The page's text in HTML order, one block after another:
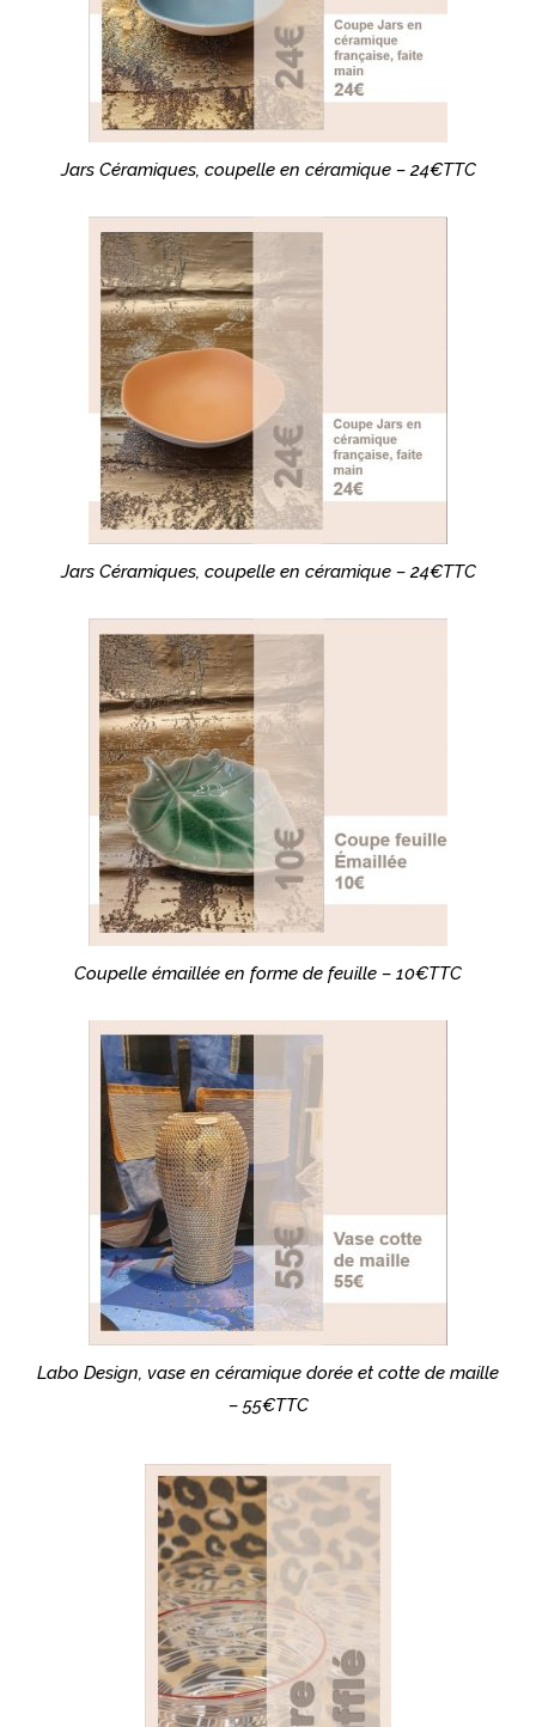
Jars Céramiques, coupelle en céramique – 24€TTC
Jars Céramiques, coupelle en céramique – 24€TTC
Coupelle émaillée en forme de feuille – 10€TTC
Labo Design, vase en céramique dorée et cotte de maille
– 55€TTC